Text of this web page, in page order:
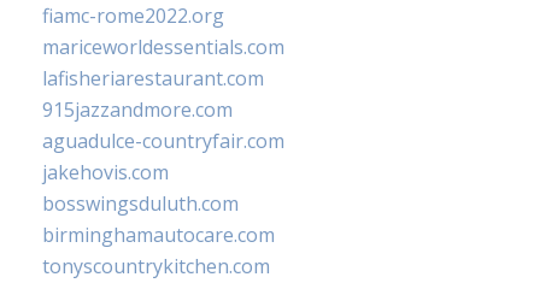
fiamc-rome2022.org
mariceworldessentials.com
lafisheriarestaurant.com
915jazzandmore.com
aguadulce-countryfair.com
jakehovis.com
bosswingsduluth.com
birminghamautocare.com
tonyscountrykitchen.com